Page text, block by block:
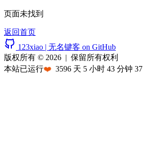
页面未找到
返回首页
123xiao | 无名键客 on GitHub
版权所有 © 2026 | 保留所有权利
本站已运行❤️ 3596 天 5 小时 43 分钟 37